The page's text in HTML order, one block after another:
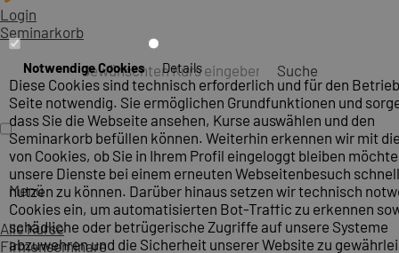
Login
Seminarkorb
Suche
Menü
Alle Kurse
Firmenseminare
Notwendige Cookies Details
Diese Cookies sind technisch erforderlich und für den
Seite notwendig. Sie ermöglichen Grundfunktionen und
dass Sie die Webseite ansehen, Kurse auswählen und den
Seminarkorb befüllen können. Weiterhin erkennen wir mit
von Cookies, ob Sie in Ihrem Profil eingeloggt bleiben
unsere Dienste bei einem erneuten Webseitenbesuch
nutzen zu können. Darüber hinaus setzen wir technisch
Cookies ein, um automatisierten Bot-Traffic zu erkennen
schädliche oder betrügerische Zugriffe auf unsere Systeme
abzuwehren und die Sicherheit unserer Website zu